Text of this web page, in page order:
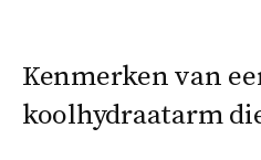
Kenmerken van
koolhydraatarm